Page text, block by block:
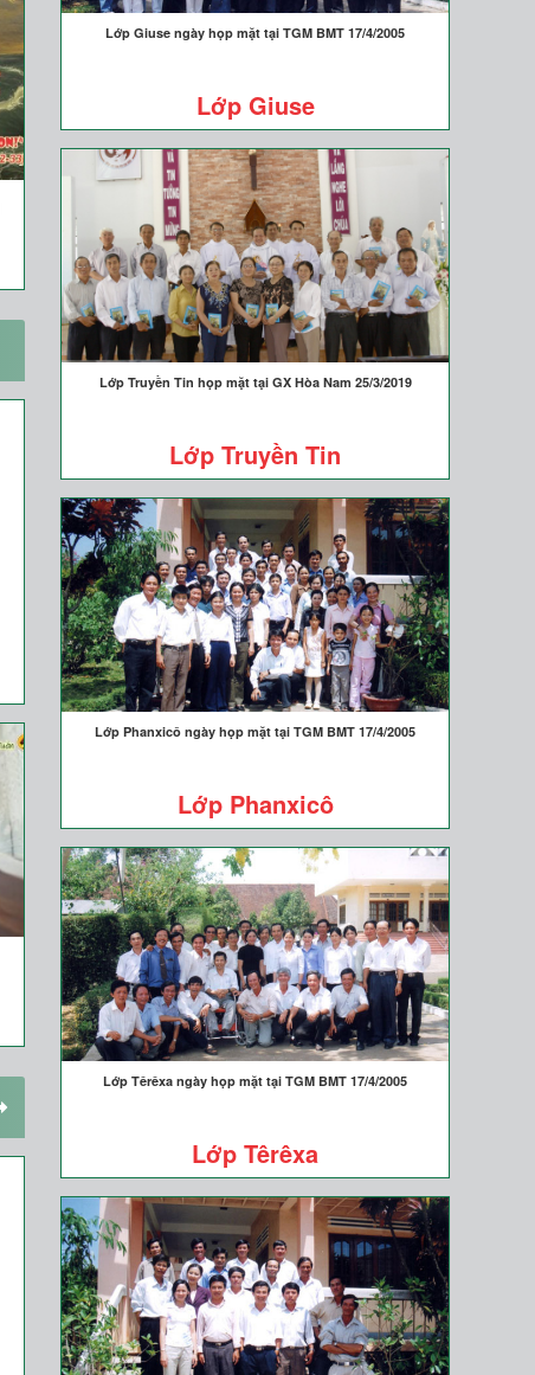
Lớp Giuse ngày họp mặt tại TGM BMT 17/4/2005
Lớp Giuse
Lớp Truyền Tin họp mặt tại GX Hòa Nam 25/3/2019
Lớp Truyền Tin
Lớp Phanxicô ngày họp mặt tại TGM BMT 17/4/2005
Lớp Phanxicô
Lớp Têrêxa ngày họp mặt tại TGM BMT 17/4/2005
Lớp Têrêxa